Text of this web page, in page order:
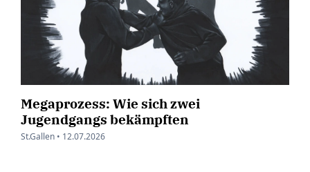
Megaprozess: Wie sich zwei
Jugendgangs bekämpften
St.Gallen • 12.07.2026